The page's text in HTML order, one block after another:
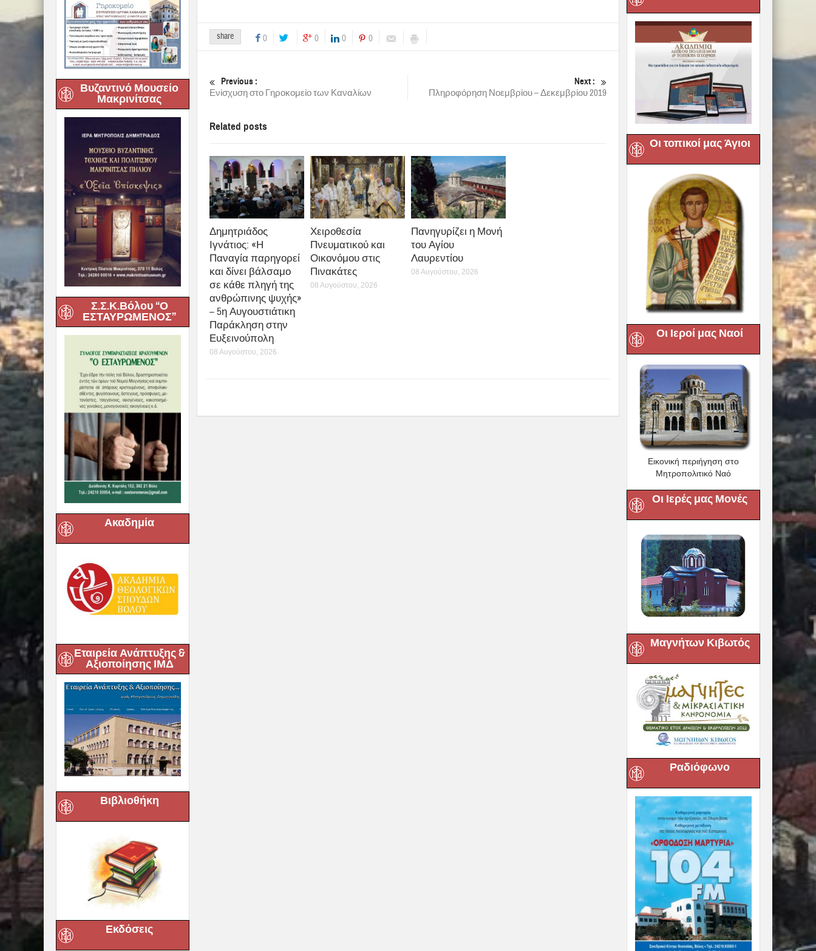
Βυζαντινό Μουσείο
Μακρινίτσας
Σ.Σ.Κ.Βόλου “Ο
ΕΣΤΑΥΡΩΜΕΝΟΣ”
Ακαδημία
Εταιρεία Ανάπτυξης &
Αξιοποίησης ΙΜΔ
Βιβλιοθήκη
Εκδόσεις
share 0 0 0 0
Previous :
Ενίσχυση στο Γηροκομείο των Καναλίων
Next :
Πληροφόρηση Νοεμβρίου – Δεκεμβρίου 2019
Related posts
Δημητριάδος
Ιγνάτιος: «Η
Παναγία παρηγορεί
και δίνει βάλσαμο
σε κάθε πληγή της
ανθρώπινης ψυχής»
– 5η Αυγουστιάτικη
Παράκληση στην
Ευξεινούπολη
08 Αυγούστου, 2026
Χειροθεσία
Πνευματικού και
Οικονόμου στις
Πινακάτες
08 Αυγούστου, 2026
Πανηγυρίζει η Μονή
του Αγίου
Λαυρεντίου
08 Αυγούστου, 2026
Οι τοπικοί μας Άγιοι
Οι Ιεροί μας Ναοί
Εικονική περιήγηση στο
Μητροπολιτικό Ναό
Οι Ιερές μας Μονές
Μαγνήτων Κιβωτός
Ραδιόφωνο